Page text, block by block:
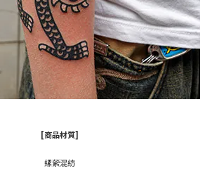
[商品材質]
縲縈混紡